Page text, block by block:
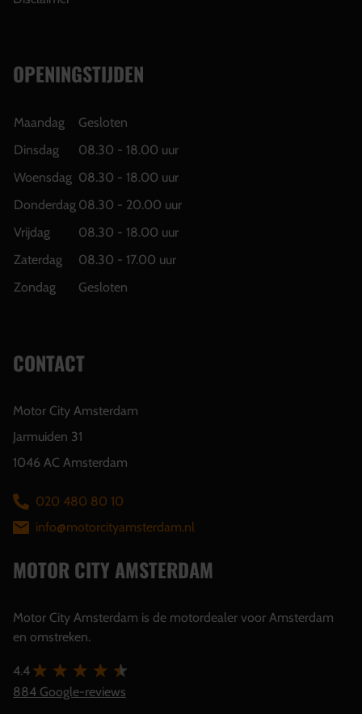
OPENINGSTIJDEN
Maandag
Gesloten
Dinsdag
08.30 - 18.00 uur
Woensdag 08.30 - 18.00 uur
Donderdag 08.30 - 20.00 uur
Vrijdag
08.30 - 18.00 uur
Zaterdag
08.30 - 17.00 uur
Zondag
Gesloten
CONTACT
Motor City Amsterdam
Jarmuiden 31
1046 AC Amsterdam
020 480 80 10
info@motorcityamsterdam.nl
MOTOR CITY AMSTERDAM
Motor City Amsterdam is de motordealer voor Amsterdam
en omstreken.
4.4
884 Google-reviews